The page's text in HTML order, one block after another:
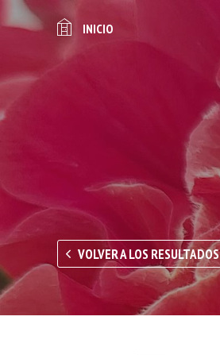
INICIO
VOLVER A LOS RESULTADOS